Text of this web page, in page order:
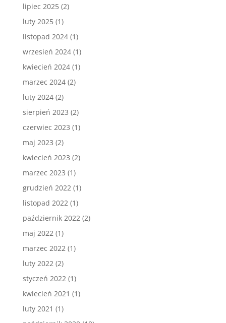
lipiec 2025(2)
luty 2025(1)
listopad 2024(1)
wrzesień 2024(1)
kwiecień 2024(1)
marzec 2024(2)
luty 2024(2)
sierpień 2023 (2)
czerwiec 2023 (1)
maj 2023 (2)
kwiecień 2023 (2)
marzec 2023 (1)
grudzień 2022(1)
listopad 2022(1)
październik 2022(2)
maj 2022(1)
marzec 2022(1)
luty 2022(2)
styczeń 2022(1)
kwiecień 2021 (1)
luty 2021 (1)